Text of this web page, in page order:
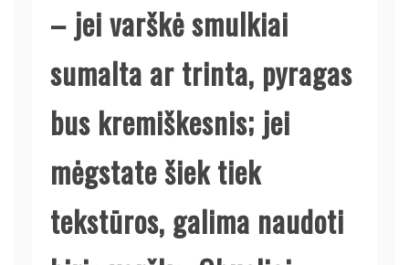
– jei varškė smulkiai
sumalta ar trinta, pyragas
bus kremiškesnis; jei
mėgstate šiek tiek
tekstūros, galima naudoti